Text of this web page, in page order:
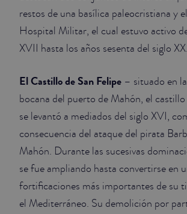
restos de una basílica paleocristiana y
Hospital Militar, el cual estuvo activo
XVII hasta los años sesenta del siglo XX.
El Castillo de San Felipe – situado en
bocana del puerto de Mahón, el
se levantó a mediados del siglo XVI,
consecuencia del ataque del pirata
Mahón. Durante las sucesivas
se fue ampliando hasta convertirse en
fortificaciones más importantes de su
el Mediterráneo. Su demolición por